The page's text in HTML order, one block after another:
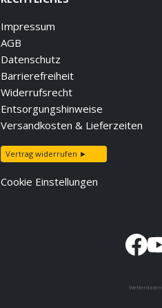
Impressum
AGB
Datenschutz
Barrierefreiheit
Widerrufsrecht
Entsorgungshinweise
Versandkosten & Lieferzeiten
Vertrag widerrufen ►
Cookie Einstellungen
Wetterdaten: